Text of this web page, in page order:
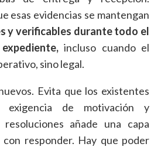
esas evidencias se mantengan
y verificables durante todo el
incluso cuando el
sino legal.
Evita que los existentes
exigencia de motivación y
añade una capa
con responder. Hay que poder